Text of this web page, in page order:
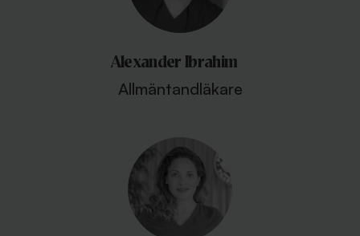
Alexander Ibrahim
Allmäntandläkare